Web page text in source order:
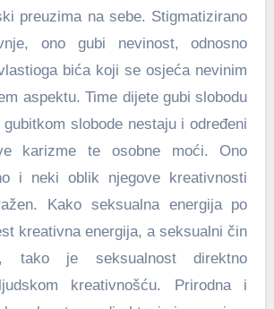
preuzima na sebe. Stigmatizirano
ono gubi nevinost, odnosno
bića koji se osjeća nevinim
aspektu. Time dijete gubi slobodu
slobode nestaju i određeni
karizme te osobne moći. Ono
i neki oblik njegove kreativnosti
Kako seksualna energija po
kreativna energija, a seksualni čin
tako je seksualnost direktno
kreativnošću. Prirodna i